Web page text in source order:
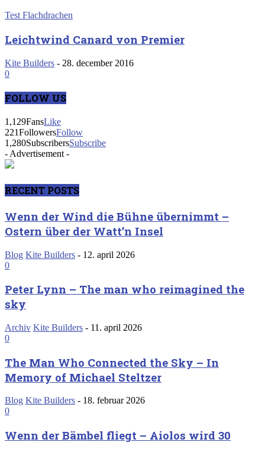
Test Flachdrachen
Leichtwind Canard von Premier
Kite Builders - 28. december 2016
0
FOLLOW US
1,129FansLike
221FollowersFollow
1,280SubscribersSubscribe
- Advertisement -
RECENT POSTS
Wenn der Wind die Bühne übernimmt –
Ostern über der Watt’n Insel
Blog Kite Builders - 12. april 2026
0
Peter Lynn – The man who reimagined the
sky
Archiv Kite Builders - 11. april 2026
0
The Man Who Connected the Sky – In
Memory of Michael Steltzer
Blog Kite Builders - 18. februar 2026
0
Wenn der Bämbel fliegt – Aiolos wird 30